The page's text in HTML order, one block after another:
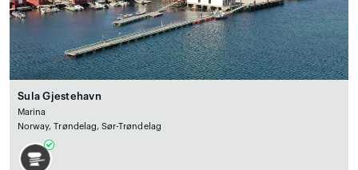
Sula Gjestehavn
Marina
Norway, Trøndelag, Sør-Trøndelag